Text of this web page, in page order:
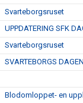
Svarteborgsruset
UPPDATERING SFK
Svarteborgsruset
SVARTEBORGS
Blodomloppet- en